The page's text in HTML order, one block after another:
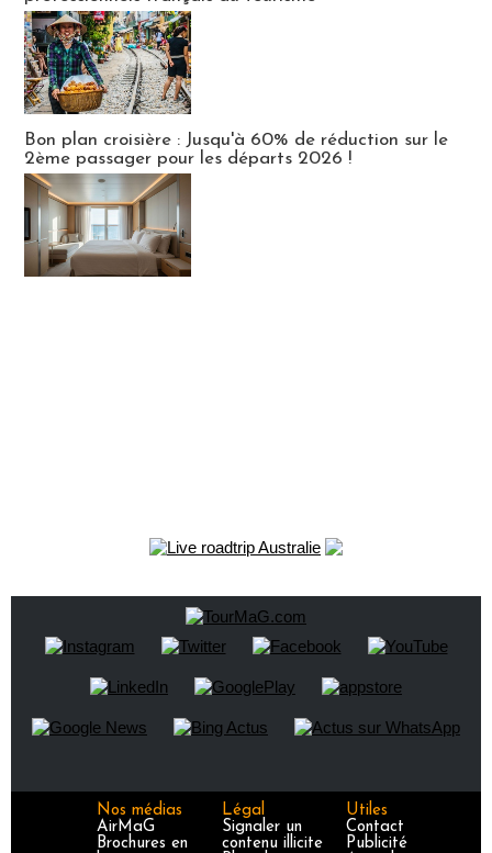
Bon plan croisière : Jusqu'à 60% de réduction sur le
2ème passager pour les départs 2026 !
Nos médias
AirMaG
Brochures en
Légal
Signaler un
contenu illicite
Utiles
Contact
Publicité